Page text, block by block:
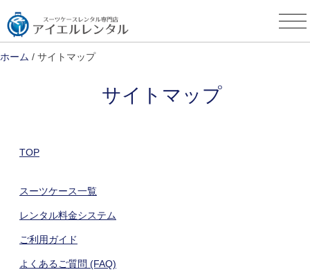
to
content
ホーム / サイトマップ
サイトマップ
TOP
スーツケース一覧
レンタル料金システム
ご利用ガイド
よくあるご質問 (FAQ)